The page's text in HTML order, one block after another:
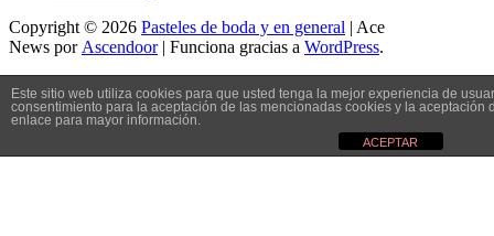
Copyright © 2026 Pasteles de boda y en general | Ace
News por Ascendoor| Funciona gracias a WordPress.
Este sitio web utiliza cookies para que usted tenga la mejor experiencia de
consentimiento para la aceptación de las mencionadas cookies y la aceptación
enlace para mayor información.
ACEPTAR